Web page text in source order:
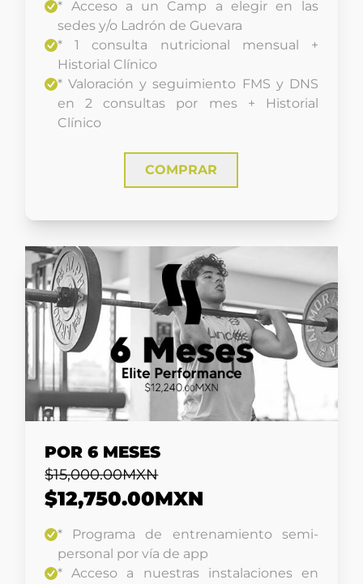
* Acceso a un Camp a elegir en las
sedes y/o Ladrón de Guevara
* 1 consulta nutricional mensual +
Historial Clínico
* Valoración y seguimiento FMS y DNS
en 2 consultas por mes + Historial
Clínico
COMPRAR
POR 6 MESES
$15,000.00MXN
$12,750.00MXN
* Programa de entrenamiento semi-
personal por vía de app
* Acceso a nuestras instalaciones en